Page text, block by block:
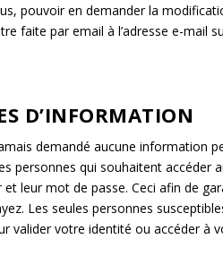
pouvoir en demander la
faite par email à l’adresse e-mail
D’INFORMATION
demandé aucune information
personnes qui souhaitent accéder
et leur mot de passe. Ceci afin de
Les seules personnes
valider votre identité ou accéder à